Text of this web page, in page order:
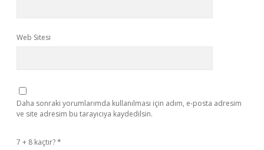
Web Sitesi
Daha sonraki yorumlarımda kullanılması için adım, e-posta adresim
ve site adresim bu tarayıcıya kaydedilsin.
7 + 8 kaçtır?*